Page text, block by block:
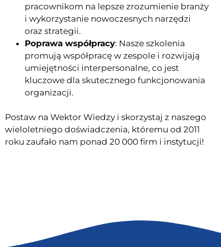
pracownikom na lepsze zrozumienie branży
i wykorzystanie nowoczesnych narzędzi
oraz strategii.
Poprawa współpracy: Nasze szkolenia
promują współpracę w zespole i rozwijają
umiejętności interpersonalne, co jest
kluczowe dla skutecznego funkcjonowania
organizacji.
Postaw na Wektor Wiedzy i skorzystaj z naszego
wieloletniego doświadczenia, któremu od 2011
roku zaufało nam ponad 20 000 firm i instytucji!